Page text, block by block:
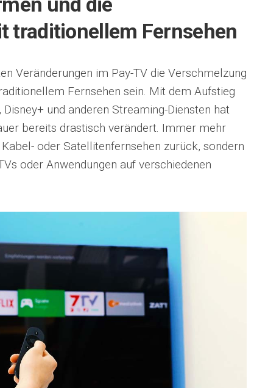
traditionellem Fernsehen
Veränderungen im Pay-TV die Verschmelzung
Fernsehen sein. Mit dem Aufstieg
und anderen Streaming-Diensten hat
bereits drastisch verändert. Immer mehr
oder Satellitenfernsehen zurück, sondern
oder Anwendungen auf verschiedenen